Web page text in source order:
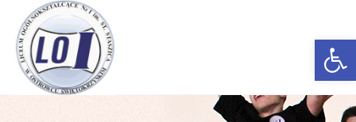
Open toolbar